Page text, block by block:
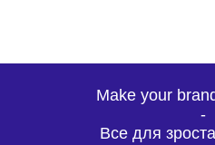
Make your
-
Все для